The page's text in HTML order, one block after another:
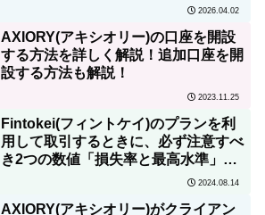
2026.04.02
AXIORY(アキシオリー)の口座を開設
する方法を詳しく解説！追加口座を開
設する方法も解説！
2023.11.25
Fintokei(フィントケイ)のプランを利
用して取引するときに、必ず注意すべ
き2つの数値「損失率と最高水準」に
2024.08.14
AXIORY(アキシオリー)がクライアン